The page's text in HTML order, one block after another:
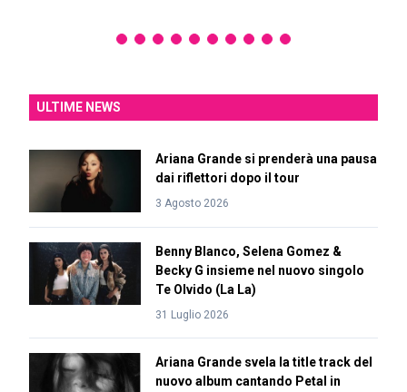
ULTIME NEWS
Ariana Grande si prenderà una pausa
dai riflettori dopo il tour
3 Agosto 2026
Benny Blanco, Selena Gomez &
Becky G insieme nel nuovo singolo
Te Olvido (La La)
31 Luglio 2026
Ariana Grande svela la title track del
nuovo album cantando Petal in